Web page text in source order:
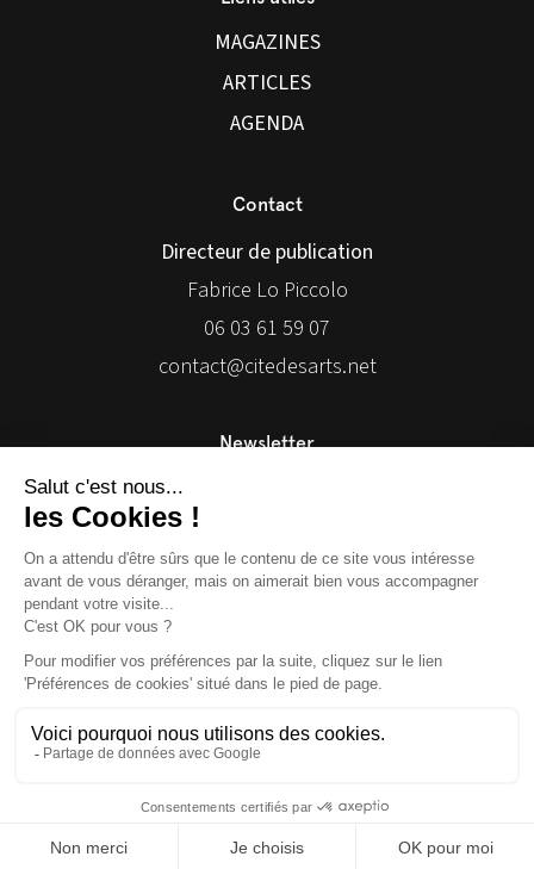
MAGAZINES
ARTICLES
AGENDA
Contact
Directeur de publication
Fabrice Lo Piccolo
06 03 61 59 07
contact@citedesarts.net
Newsletter
© 2026 | Cité des Arts | Tous droits réservés